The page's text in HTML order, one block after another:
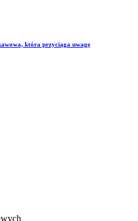
która przyciąga uwagę